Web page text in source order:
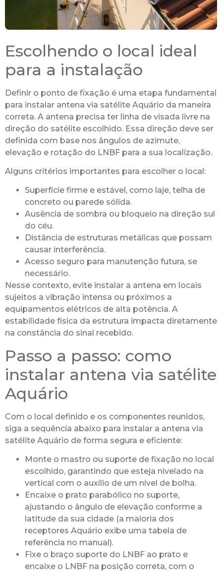
Escolhendo o local ideal
para a instalação
Definir o ponto de fixação é uma etapa fundamental
para instalar antena via satélite Aquário da maneira
correta. A antena precisa ter linha de visada livre na
direção do satélite escolhido. Essa direção deve ser
definida com base nos ângulos de azimute,
elevação e rotação do LNBF para a sua localização.
Alguns critérios importantes para escolher o local:
Superfície firme e estável, como laje, telha de
concreto ou parede sólida.
Ausência de sombra ou bloqueio na direção sul
do céu.
Distância de estruturas metálicas que possam
causar interferência.
Acesso seguro para manutenção futura, se
necessário.
Nesse contexto, evite instalar a antena em locais
sujeitos a vibração intensa ou próximos a
equipamentos elétricos de alta potência. A
estabilidade física da estrutura impacta diretamente
na constância do sinal recebido.
Passo a passo: como
instalar antena via satélite
Aquário
Com o local definido e os componentes reunidos,
siga a sequência abaixo para instalar a antena via
satélite Aquário de forma segura e eficiente:
Monte o mastro ou suporte de fixação no local
escolhido, garantindo que esteja nivelado na
vertical com o auxílio de um nível de bolha.
Encaixe o prato parabólico no suporte,
ajustando o ângulo de elevação conforme a
latitude da sua cidade (a maioria dos
receptores Aquário exibe uma tabela de
referência no manual).
Fixe o braço suporte do LNBF ao prato e
encaixe o LNBF na posição correta, com o